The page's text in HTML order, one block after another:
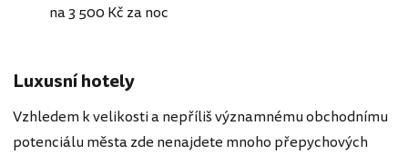
na 3 500 Kč za noc
Luxusní hotely
Vzhledem k velikosti a nepříliš významnému obchodnímu
potenciálu města zde nenajdete mnoho přepychových